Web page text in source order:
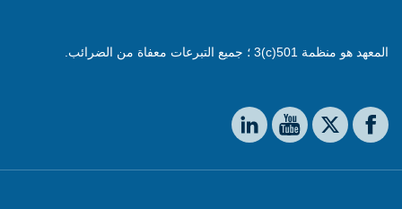
المعهد هو منظمة 501(c)3 ؛ جميع التبرعات معفاة من الضرائب.
Social media
The Washington Institute on Facebook
The Washington Institute on X
The Washington Institute on YouTube
The Washington Institute on LinkedIn